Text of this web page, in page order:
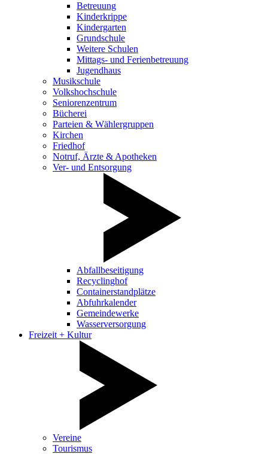
Betreuung
Kinderkrippe
Kindergarten
Grundschule
Weitere Schulen
Mittags- und Ferienbetreuung
Jugendhaus
Musikschule
Volkshochschule
Seniorenzentrum
Bücherei
Parteien & Wählergruppen
Kirchen
Friedhof
Notruf, Ärzte & Apotheken
Ver- und Entsorgung
Abfallbeseitigung
Recyclinghof
Containerstandplätze
Abfuhrkalender
Gemeindewerke
Wasserversorgung
Freizeit + Kultur
Vereine
Tourismus